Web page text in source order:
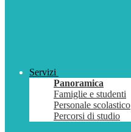
Servizi
Panoramica
Famiglie e studenti
Personale scolastico
Percorsi di studio